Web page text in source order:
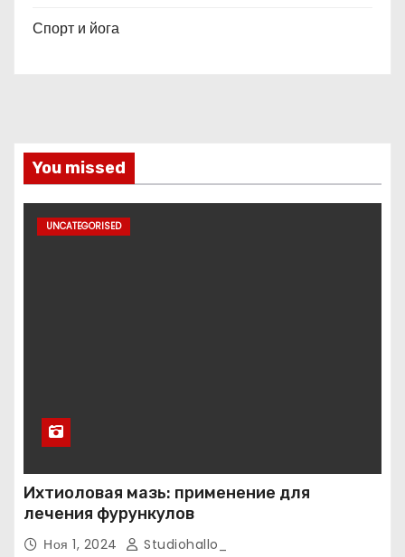
Спорт и йога
You missed
UNCATEGORISED
Ихтиоловая мазь: применение для
лечения фурункулов
Ноя 1, 2024 Studiohallo_